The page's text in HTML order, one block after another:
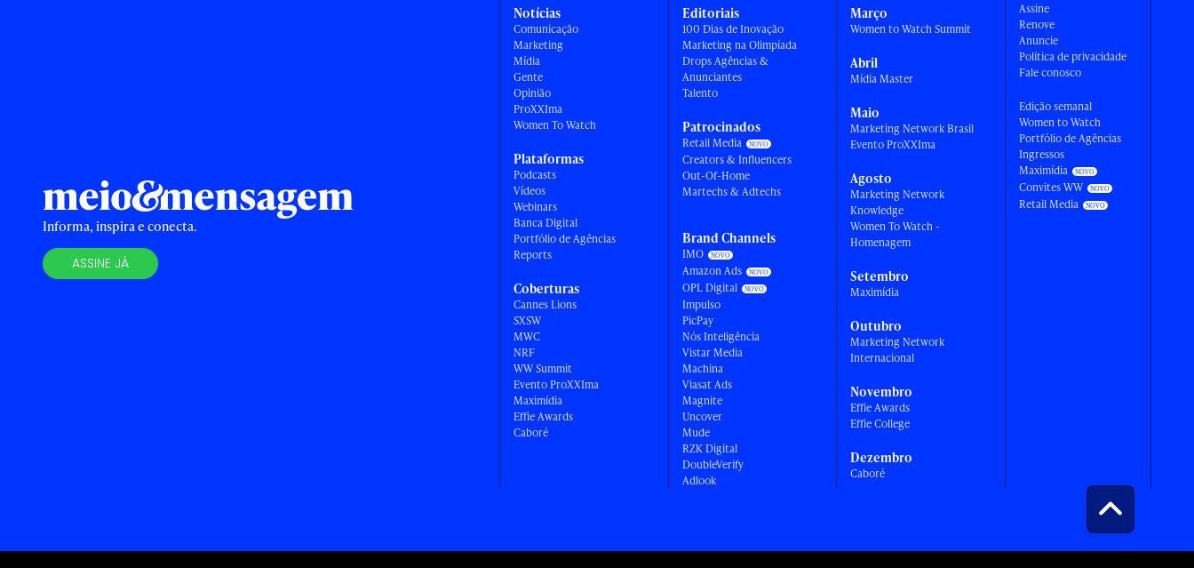
Informa, inspira e conecta.
ASSINE JÁ
Notícias
Comunicação
Marketing
Mídia
Gente
Opinião
ProXXIma
Women To Watch
Plataformas
Podcasts
Vídeos
Webinars
Banca Digital
Portfólio de Agências
Reports
Coberturas
Cannes Lions
SXSW
MWC
NRF
WW Summit
Evento ProXXIma
Maximídia
Effie Awards
Caboré
Editoriais
100 Dias de Inovação
Marketing na Olimpíada
Drops Agências &
Anunciantes
Talento
Patrocinados
Retail Media
Creators & Influencers
Out-Of-Home
Martechs & Adtechs
Brand Channels
IMO
Amazon Ads
OPL Digital
Impulso
PicPay
Nós Inteligência
Vistar Media
Machina
Viasat Ads
Magnite
Uncover
Mude
RZK Digital
DoubleVerify
Adlook
Março
Women to Watch Summit
Abril
Mídia Master
Maio
Marketing Network Brasil
Evento ProXXIma
Agosto
Marketing Network
Knowledge
Women To Watch -
Homenagem
Setembro
Maximídia
Outubro
Marketing Network
Internacional
Novembro
Effie Awards
Effie College
Dezembro
Caboré
Assine
Renove
Anuncie
Política de privacidade
Fale conosco
Edição semanal
Women to Watch
Portfólio de Agências
Ingressos
Maximídia
Convites WW
Retail Media